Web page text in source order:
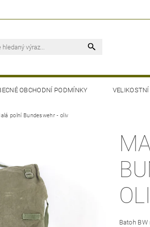
OBCHODNÍ PODMÍNKY
polní Bundeswehr - oliv
Batoh